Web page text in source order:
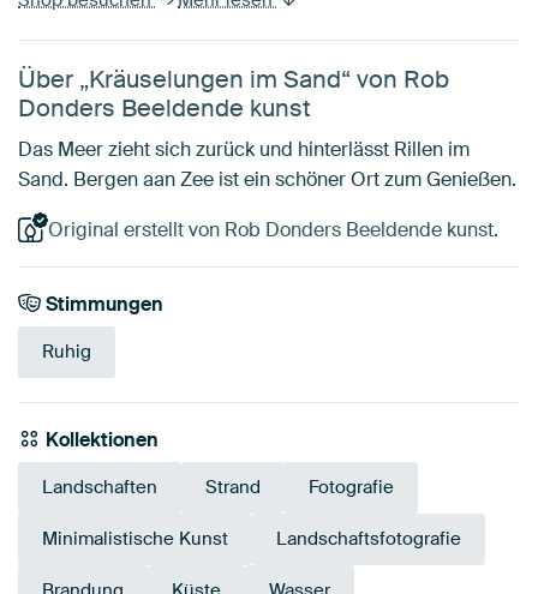
Über „Kräuselungen im Sand“ von Rob
Donders Beeldende kunst
Das Meer zieht sich zurück und hinterlässt Rillen im
Sand. Bergen aan Zee ist ein schöner Ort zum Genießen.
Original erstellt von Rob Donders Beeldende kunst.
Stimmungen
Ruhig
Kollektionen
Landschaften Strand Fotografie
Minimalistische Kunst Landschaftsfotografie